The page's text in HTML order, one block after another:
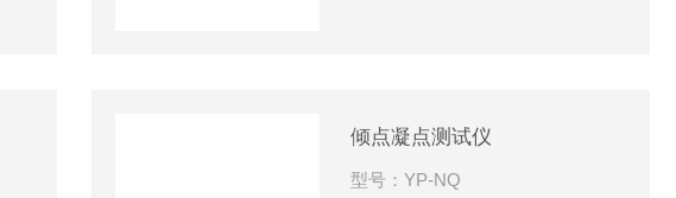
倾点凝点测试仪
型号：YP-NQ